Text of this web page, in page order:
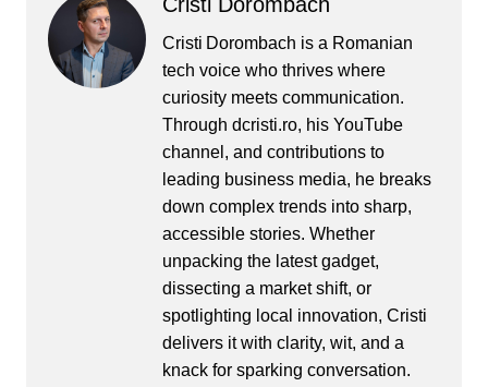
Cristi Dorombach is a Romanian
tech voice who thrives where
curiosity meets communication.
Through dcristi.ro, his YouTube
channel, and contributions to
leading business media, he breaks
down complex trends into sharp,
accessible stories. Whether
unpacking the latest gadget,
dissecting a market shift, or
spotlighting local innovation, Cristi
delivers it with clarity, wit, and a
knack for sparking conversation.